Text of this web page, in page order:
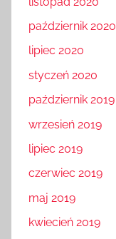
październik 2020
lipiec 2020
styczeń 2020
październik 2019
wrzesień 2019
lipiec 2019
czerwiec 2019
maj 2019
kwiecień 2019